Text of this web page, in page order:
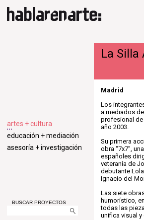
artes + cultura
educación + mediación
asesoría + investigación
BUSCAR PROYECTOS
La
Madrid
Los
a mediados
profesional de
año 2003.
Su primera
obra “7x7”,
españoles
veteranía de
debutante
Ignacio del
Las siete
humorístico,
todas las
unifica visual